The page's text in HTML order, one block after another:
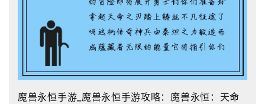
魔兽永恒手游_魔兽永恒手游攻略：魔兽永恒：天命